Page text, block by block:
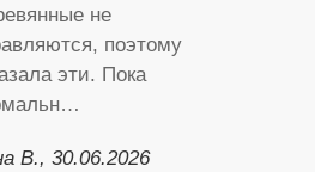
не
поэтому
эти. Пока
В., 30.06.2026